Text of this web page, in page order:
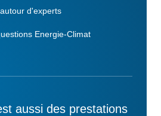
d'experts
Energie-Climat
aussi des prestations